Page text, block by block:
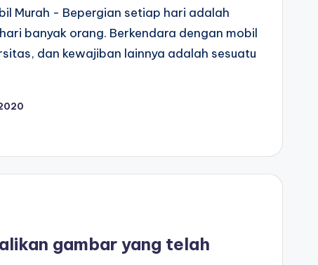
Murah - Bepergian setiap hari adalah
banyak orang. Berkendara dengan mobil
dan kewajiban lainnya adalah sesuatu
gambar yang telah